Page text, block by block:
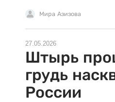
Мира Азизова
27.05.2026
Штырь
грудь
России